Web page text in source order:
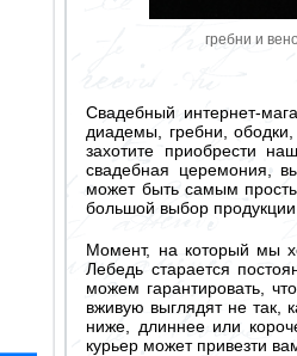
гребни и
Свадебный интернет-
диадемы, гребни,
захотите приобрести
свадебная церемония,
может быть самым
большой выбор
Момент, на который мы
Лебедь старается
можем гарантировать,
вживую выглядят не так,
ниже, длиннее или
курьер может привезти